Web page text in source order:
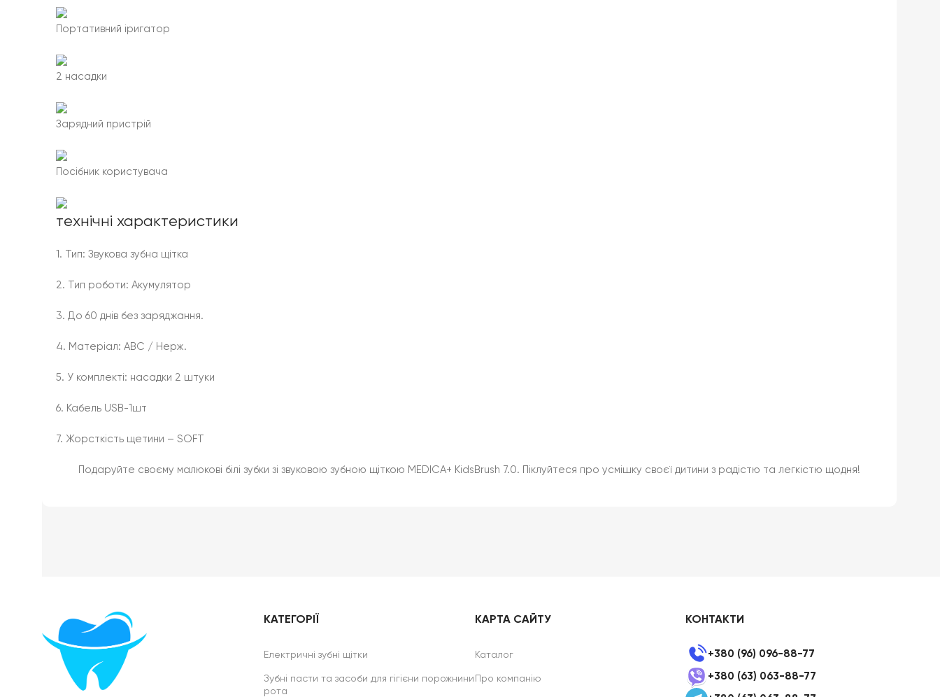
Портативний іригатор
2 насадки
Зарядний пристрій
Посібник користувача
технічні характеристики
1. Тип: Звукова зубна щітка
2. Тип роботи: Акумулятор
3. До 60 днів без заряджання.
4. Матеріал: АВС / Нерж.
5. У комплекті: насадки 2 штуки
6. Кабель USB-1шт
7. Жорсткість щетини – SOFT
Подаруйте своєму малюкові білі зубки зі звуковою зубною щіткою MEDICA+ KidsBrush 7.0. Піклуйтеся про усмішку своєї дитини з радістю та легкістю щодня!
КАТЕГОРІЇ
Електричні зубні щітки
Зубні пасти та засоби для гігієни порожнини
рота
КАРТА САЙТУ
Каталог
Про компанію
КОНТАКТИ
+380 (96) 096-88-77
+380 (63) 063-88-77